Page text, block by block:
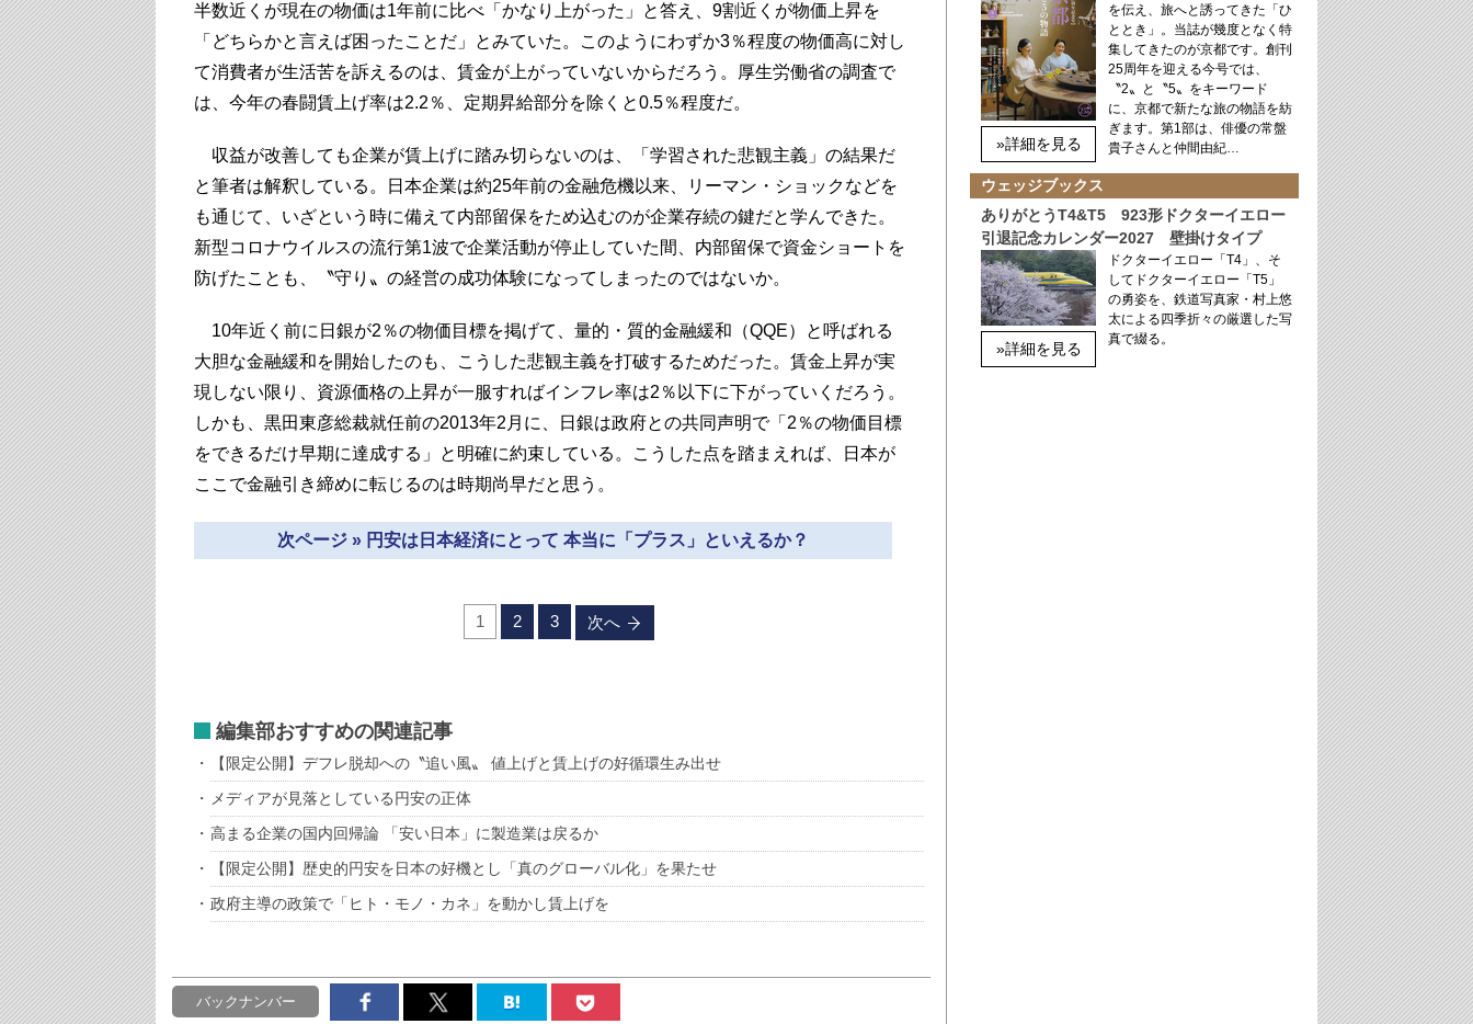
半数近くが現在の物価は1年前に比べ「かなり上がった」と答え、9割近くが物価上昇を
「どちらかと言えば困ったことだ」とみていた。このようにわずか3％程度の物価高に対し
て消費者が生活苦を訴えるのは、賃金が上がっていないからだろう。厚生労働省の調査で
は、今年の春闘賃上げ率は2.2％、定期昇給部分を除くと0.5％程度だ。
収益が改善しても企業が賃上げに踏み切らないのは、「学習された悲観主義」の結果だ
と筆者は解釈している。日本企業は約25年前の金融危機以来、リーマン・ショックなどを
も通じて、いざという時に備えて内部留保をため込むのが企業存続の鍵だと学んできた。
新型コロナウイルスの流行第1波で企業活動が停止していた間、内部留保で資金ショートを
防げたことも、〝守り〟の経営の成功体験になってしまったのではないか。
10年近く前に日銀が2％の物価目標を掲げて、量的・質的金融緩和（QQE）と呼ばれる
大胆な金融緩和を開始したのも、こうした悲観主義を打破するためだった。賃金上昇が実
現しない限り、資源価格の上昇が一服すればインフレ率は2％以下に下がっていくだろう。
しかも、黒田東彦総裁就任前の2013年2月に、日銀は政府との共同声明で「2％の物価目標
をできるだけ早期に達成する」と明確に約束している。こうした点を踏まえれば、日本が
ここで金融引き締めに転じるのは時期尚早だと思う。
次ページ » 円安は日本経済にとって 本当に「プラス」といえるか？
1 2 3 次へ
編集部おすすめの関連記事
【限定公開】デフレ脱却への〝追い風〟 値上げと賃上げの好循環生み出せ
メディアが見落としている円安の正体
高まる企業の国内回帰論 「安い日本」に製造業は戻るか
【限定公開】歴史的円安を日本の好機とし「真のグローバル化」を果たせ
政府主導の政策で「ヒト・モノ・カネ」を動かし賃上げを
バックナンバー
»詳細を見る
を伝え、旅へと誘ってきた「ひ
ととき」。当誌が幾度となく特
集してきたのが京都です。創刊
25周年を迎える今号では、
〝2〟と〝5〟をキーワード
に、京都で新たな旅の物語を紡
ぎます。第1部は、俳優の常盤
貴子さんと仲間由紀…
ウェッジブックス
ありがとうT4&T5 923形ドクターイエロー
引退記念カレンダー2027 壁掛けタイプ
»詳細を見る
ドクターイエロー「T4」、そ
してドクターイエロー「T5」
の勇姿を、鉄道写真家・村上悠
太による四季折々の厳選した写
真で綴る。